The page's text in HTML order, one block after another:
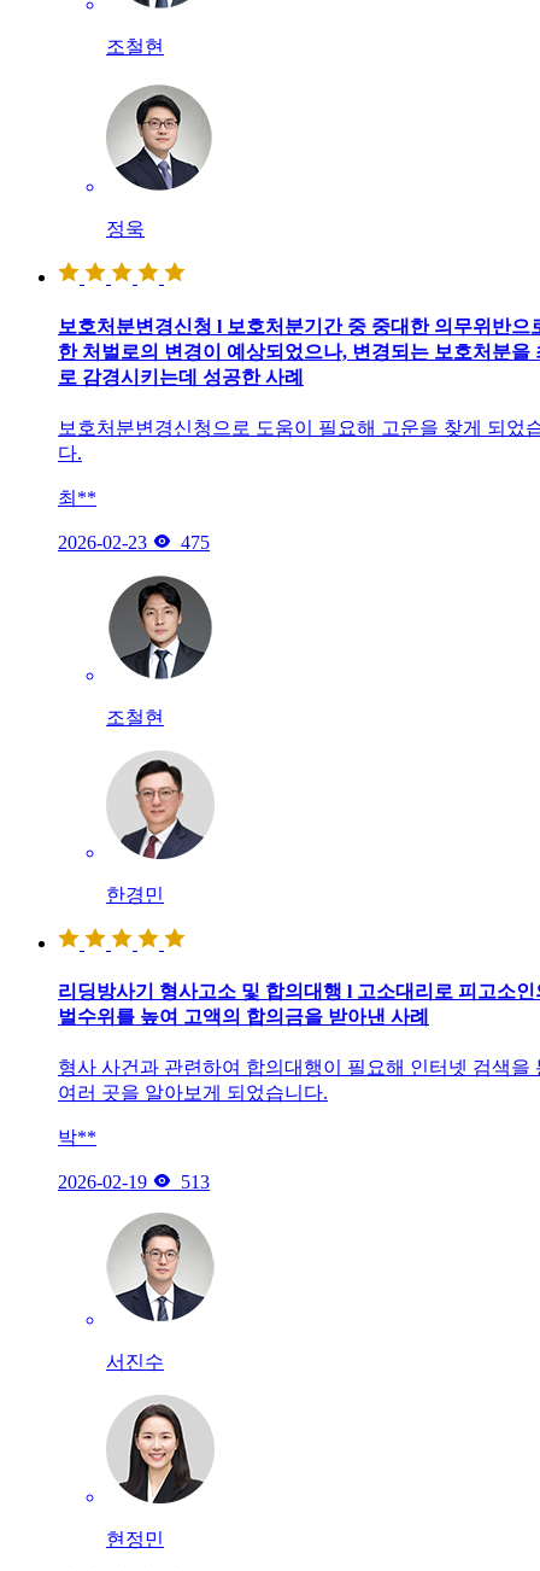
조철현
정욱
보호처분변경신청 l 보호처분기간 중 중대한 의무위반으
한 처벌로의 변경이 예상되었으나, 변경되는 보호처분을
로 감경시키는데 성공한 사례
보호처분변경신청으로 도움이 필요해 고운을 찾게 되었
다.
최**
2026-02-23  475
조철현
한경민
리딩방사기 형사고소 및 합의대행 l 고소대리로 피고소인
벌수위를 높여 고액의 합의금을 받아낸 사례
형사 사건과 관련하여 합의대행이 필요해 인터넷 검색을
여러 곳을 알아보게 되었습니다.
박**
2026-02-19  513
서진수
현정민